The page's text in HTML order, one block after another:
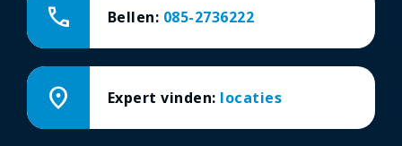
call Bellen: 085-2736222
location_on Expert vinden: locaties